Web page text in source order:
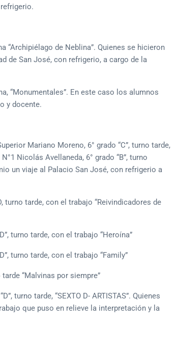
“Archipiélago de Neblina”. Quienes se hicieron
de San José, con refrigerio, a cargo de la
“Monumentales”. En este caso los alumnos
y docente.
Mariano Moreno, 6° grado “C”, turno tarde,
Nicolás Avellaneda, 6° grado “B”, turno
un viaje al Palacio San José, con refrigerio a
turno tarde, con el trabajo “Reivindicadores de
turno tarde, con el trabajo “Heroína”
turno tarde, con el trabajo “Family”
“Malvinas por siempre”
turno tarde, “SEXTO D- ARTISTAS”. Quienes
que puso en relieve la interpretación y la